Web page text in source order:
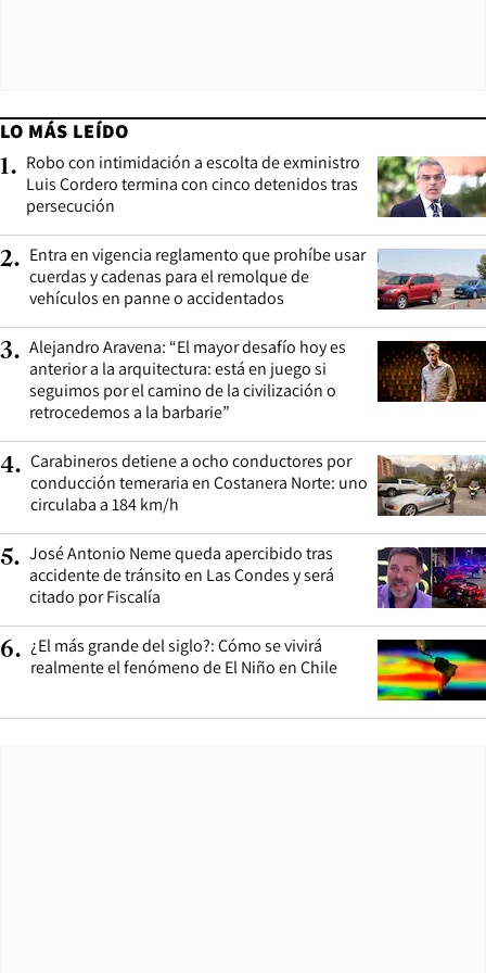
LO MÁS LEÍDO
1. Robo con intimidación a escolta de exministro
Luis Cordero termina con cinco detenidos tras
persecución
2. Entra en vigencia reglamento que prohíbe usar
cuerdas y cadenas para el remolque de
vehículos en panne o accidentados
3. Alejandro Aravena: “El mayor desafío hoy es
anterior a la arquitectura: está en juego si
seguimos por el camino de la civilización o
retrocedemos a la barbarie”
4. Carabineros detiene a ocho conductores por
conducción temeraria en Costanera Norte: uno
circulaba a 184 km/h
5. José Antonio Neme queda apercibido tras
accidente de tránsito en Las Condes y será
citado por Fiscalía
6. ¿El más grande del siglo?: Cómo se vivirá
realmente el fenómeno de El Niño en Chile